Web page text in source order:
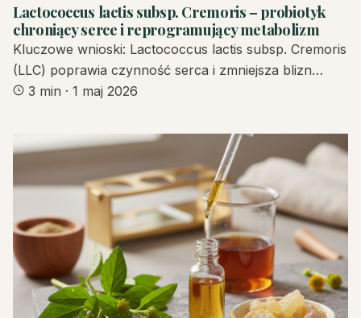
Lactococcus lactis subsp. Cremoris – probiotyk
chroniący serce i reprogramujący metabolizm
Kluczowe wnioski: Lactococcus lactis subsp. Cremoris
(LLC) poprawia czynność serca i zmniejsza blizn…
3 min · 1 maj 2026